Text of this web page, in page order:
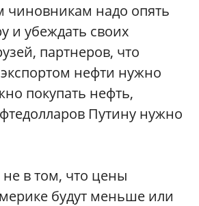
чиновникам надо опять
и убеждать своих
партнеров, что
нефти нужно
покупать нефть,
Путину нужно
в том, что цены
будут меньше или